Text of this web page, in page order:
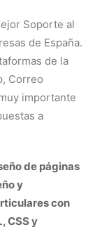
Soporte al
de España.
de la
Correo
importante
a
de páginas
y
con
CSS y